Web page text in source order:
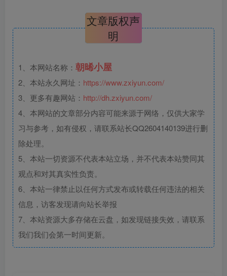
文章版权声
明
1、本网站名称： 朝晞小屋
2、本站永久网址： https://www.zxiyun.com/
3、更多有趣网站： http://dh.zxiyun.com/
4、本网站的文章部分内容可能来源于网络，仅供大家学
习与参考，如有侵权，请联系站长QQ2604140139进行删
除处理。
5、本站一切资源不代表本站立场，并不代表本站赞同其
观点和对其真实性负责。
6、本站一律禁止以任何方式发布或转载任何违法的相关
信息，访客发现请向站长举报
7、本站资源大多存储在云盘，如发现链接失效，请联系
我们我们会第一时间更新。